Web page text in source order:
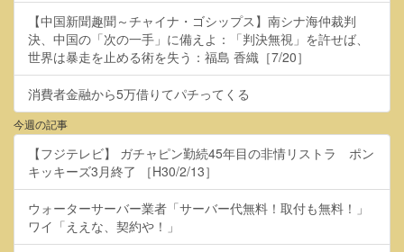
【中国新聞趣聞～チャイナ・ゴシップス】南シナ海仲裁判
決、中国の「次の一手」に備えよ：「判決無視」を許せば、
世界は暴走を止める術を失う：福島 香織［7/20］
消費者金融から5万借りてパチってくる
今週の記事
【フジテレビ】 ガチャピン勤続45年目の非情リストラ ポン
キッキーズ3月終了 ［H30/2/13］
ウォーターサーバー業者「サーバー代無料！取付も無料！」
ワイ「ええな、契約や！」